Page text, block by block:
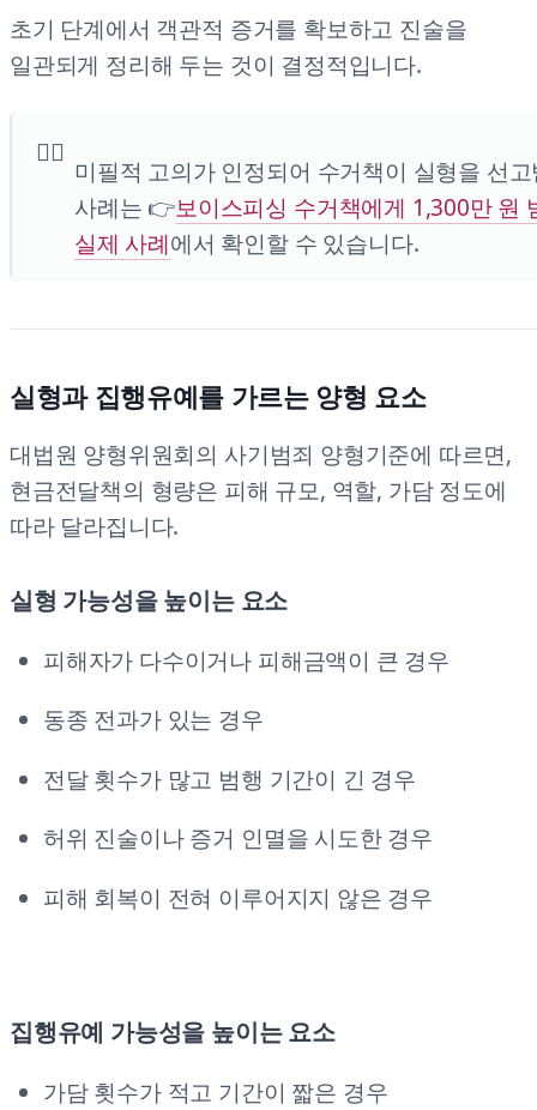
초기 단계에서 객관적 증거를 확보하고 진술을
일관되게 정리해 두는 것이 결정적입니다.
미필적 고의가 인정되어 수거책이 실형을 선
사례는 👉보이스피싱 수거책에게 1,300만 원
실제 사례에서 확인할 수 있습니다.
실형과 집행유예를 가르는 양형 요소
대법원 양형위원회의 사기범죄 양형기준에 따르면,
현금전달책의 형량은 피해 규모, 역할, 가담 정도에
따라 달라집니다.
실형 가능성을 높이는 요소
피해자가 다수이거나 피해금액이 큰 경우
동종 전과가 있는 경우
전달 횟수가 많고 범행 기간이 긴 경우
허위 진술이나 증거 인멸을 시도한 경우
피해 회복이 전혀 이루어지지 않은 경우
집행유예 가능성을 높이는 요소
가담 횟수가 적고 기간이 짧은 경우